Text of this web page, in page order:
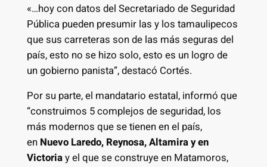
«…hoy con datos del Secretariado de Seguridad
Pública pueden presumir las y los tamaulipecos
que sus carreteras son de las más seguras del
país, esto no se hizo solo, esto es un logro de
un gobierno panista”, destacó Cortés.
Por su parte, el mandatario estatal, informó que
“construimos 5 complejos de seguridad, los
más modernos que se tienen en el país,
en Nuevo Laredo, Reynosa, Altamira y en
Victoriay el que se construye en Matamoros,